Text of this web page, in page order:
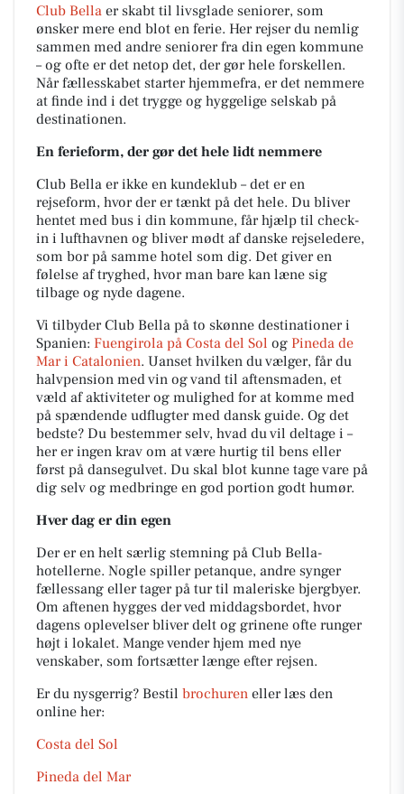
Club Bella er skabt til livsglade seniorer, som
ønsker mere end blot en ferie. Her rejser du nemlig
sammen med andre seniorer fra din egen kommune
– og ofte er det netop det, der gør hele forskellen.
Når fællesskabet starter hjemmefra, er det nemmere
at finde ind i det trygge og hyggelige selskab på
destinationen.
En ferieform, der gør det hele lidt nemmere
Club Bella er ikke en kundeklub – det er en
rejseform, hvor der er tænkt på det hele. Du bliver
hentet med bus i din kommune, får hjælp til check-
in i lufthavnen og bliver mødt af danske rejseledere,
som bor på samme hotel som dig. Det giver en
følelse af tryghed, hvor man bare kan læne sig
tilbage og nyde dagene.
Vi tilbyder Club Bella på to skønne destinationer i
Spanien: Fuengirola på Costa del Sol og Pineda de
Mar i Catalonien. Uanset hvilken du vælger, får du
halvpension med vin og vand til aftensmaden, et
væld af aktiviteter og mulighed for at komme med
på spændende udflugter med dansk guide. Og det
bedste? Du bestemmer selv, hvad du vil deltage i –
her er ingen krav om at være hurtig til bens eller
først på dansegulvet. Du skal blot kunne tage vare på
dig selv og medbringe en god portion godt humør.
Hver dag er din egen
Der er en helt særlig stemning på Club Bella-
hotellerne. Nogle spiller petanque, andre synger
fællessang eller tager på tur til maleriske bjergbyer.
Om aftenen hygges der ved middagsbordet, hvor
dagens oplevelser bliver delt og grinene ofte runger
højt i lokalet. Mange vender hjem med nye
venskaber, som fortsætter længe efter rejsen.
Er du nysgerrig? Bestil brochuren eller læs den
online her:
Costa del Sol
Pineda del Mar